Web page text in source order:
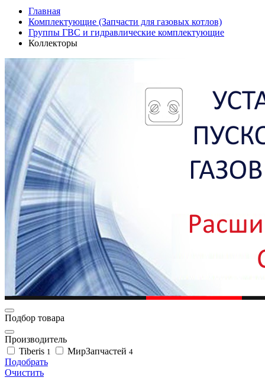
Главная
Комплектующие (Запчасти для газовых котлов)
Группы ГВС и гидравлические комплектующие
Коллекторы
Подбор товара
Производитель
Tiberis 1 МирЗапчастей 4
Подобрать
Очистить